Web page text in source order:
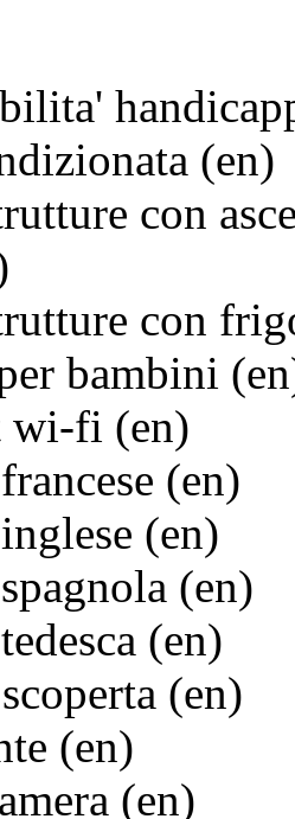
(en)
con
con
bambini
wi-fi (en)
(en)
(en)
(en)
(en)
(en)
(en)
(en)